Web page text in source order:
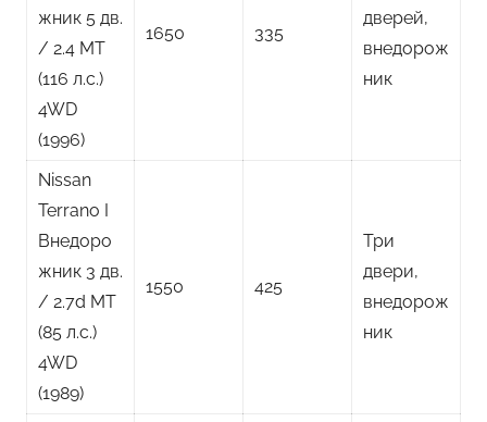
жник 5 дв.
/ 2.4 MT
(116 л.с.)
4WD
(1996)
1650 335
дверей,
внедорож
ник
Nissan
Terrano I
Внедоро
жник 3 дв.
/ 2.7d MT
(85 л.с.)
4WD
(1989)
1550 425
Три
двери,
внедорож
ник